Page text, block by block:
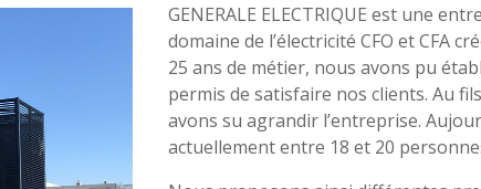
GENERALE ELECTRIQUE est une
domaine de l’électricité CFO et CFA
25 ans de métier, nous avons pu
permis de satisfaire nos clients. Au
avons su agrandir l’entreprise.
actuellement entre 18 et 20